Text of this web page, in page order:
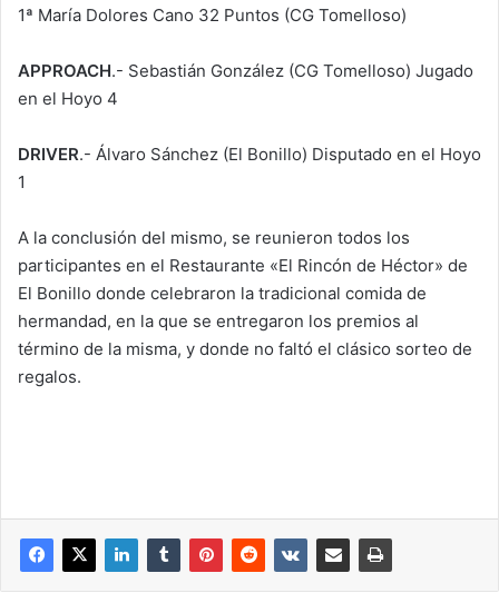
1ª María Dolores Cano 32 Puntos (CG Tomelloso)
APPROACH.- Sebastián González (CG Tomelloso) Jugado
en el Hoyo 4
DRIVER.- Álvaro Sánchez (El Bonillo) Disputado en el Hoyo
1
A la conclusión del mismo, se reunieron todos los
participantes en el Restaurante «El Rincón de Héctor» de
El Bonillo donde celebraron la tradicional comida de
hermandad, en la que se entregaron los premios al
término de la misma, y donde no faltó el clásico sorteo de
regalos.